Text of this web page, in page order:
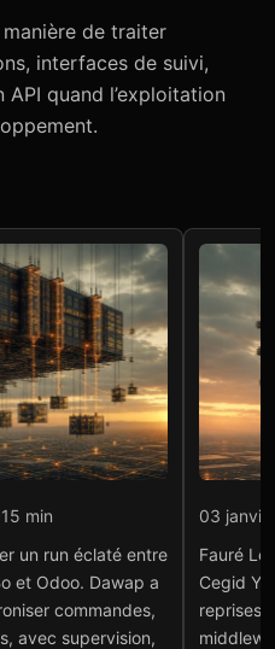
de traiter
interfaces de suivi,
quand l’exploitation
et Wix
min
un run éclaté entre
et Odoo. Dawap a
commandes,
avec supervision,
et
03
Fauré
Cegid
reprises